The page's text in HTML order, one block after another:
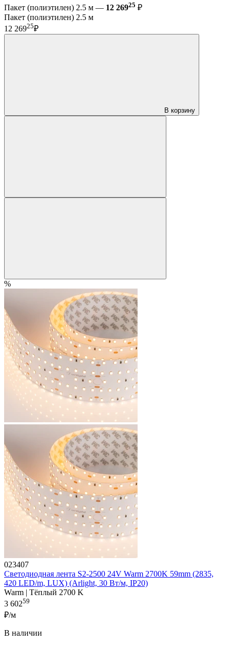
Пакет (полиэтилен) 2.5 м — 12 26925 ₽
Пакет (полиэтилен) 2.5 м
12 26925₽
В корзину
%
023407
Светодиодная лента S2-2500 24V Warm 2700K 59mm (2835,
420 LED/m, LUX) (Arlight, 30 Вт/м, IP20)
Warm | Тёплый 2700 K
3 60259
₽/м
В наличии